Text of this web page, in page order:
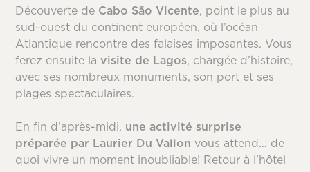
Découverte de Cabo São Vicente, point le plus au
sud-ouest du continent européen, où l’océan
Atlantique rencontre des falaises imposantes. Vous
ferez ensuite lavisite de Lagos, chargée d’histoire,
avec ses nombreux monuments, son port et ses
plages spectaculaires.
En fin d’après-midi, une activité surprise
préparée par Laurier Du Vallonvous attend… de
quoi vivre un moment inoubliable! Retour à l’hôtel